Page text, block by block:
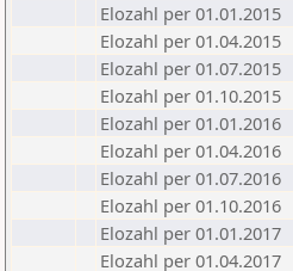
Elozahl per 01.01.2015
Elozahl per 01.04.2015
Elozahl per 01.07.2015
Elozahl per 01.10.2015
Elozahl per 01.01.2016
Elozahl per 01.04.2016
Elozahl per 01.07.2016
Elozahl per 01.10.2016
Elozahl per 01.01.2017
Elozahl per 01.04.2017